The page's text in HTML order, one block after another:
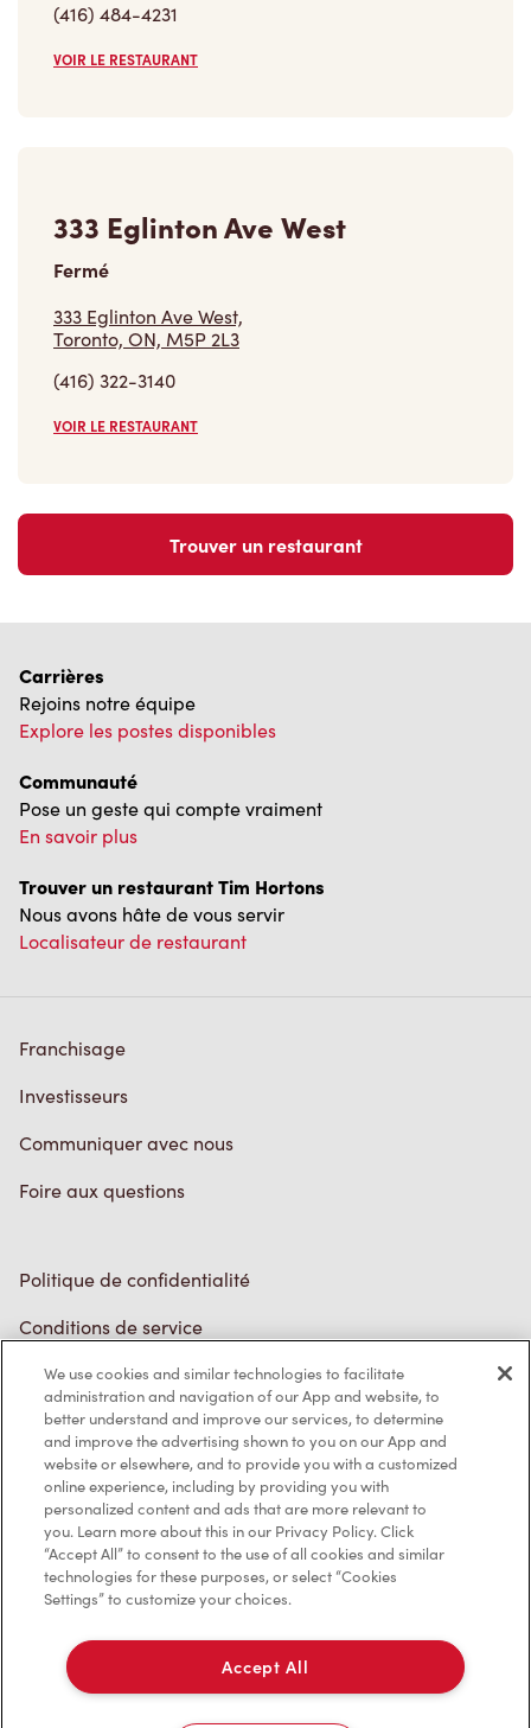
VOIR LE RESTAURANT
Fermé
333 Eglinton Ave West,
Toronto, ON, M5P 2L3
(416) 322-3140
VOIR LE RESTAURANT
Trouver un restaurant
Rejoins notre équipe
Explore les postes disponibles
Communauté
Pose un geste qui compte vraiment
En savoir plus
Trouver un restaurant Tim Hortons
Nous avons hâte de vous servir
Localisateur de restaurant
Investisseurs
Communiquer avec nous
Foire aux questions
Conditions de service
Marques de commerce
Accessibilité
Diagnostic
Contactez-nous
TM & © Tim Hortons, 2023
We use cookies and similar technologies to facilitate
administration and navigation of our App and website, to
better understand and improve our services, to determine
and improve the advertising shown to you on our App and
website or elsewhere, and to provide you with a customized
online experience, including by providing you with
personalized content and ads that are more relevant to
you. Learn more about this in our Privacy Policy. Click
“Accept All” to consent to the use of all cookies and similar
technologies for these purposes, or select “Cookies
Settings” to customize your choices.
Accept All